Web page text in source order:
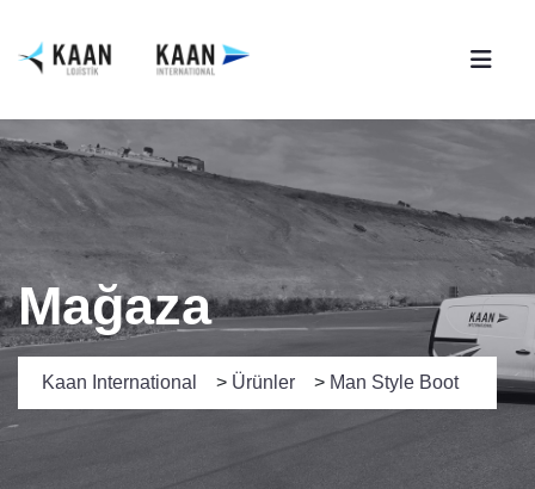
Mağaza
Kaan International > Ürünler > Man Style Boot